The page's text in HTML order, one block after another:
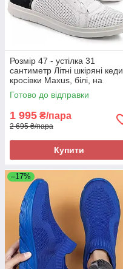
Розмір 47 - устілка 31
сантиметр Літні шкіряні кеди
кросівки Maxus, білі, на
підошві з піни, легкі та зручні
Готово до відправки
1 995 ₴/пара
2 695 ₴/пара
Купити
–17%